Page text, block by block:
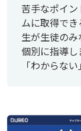
苦手なポイ
ムに取得で
生が生徒の
個別に指導
「わからな